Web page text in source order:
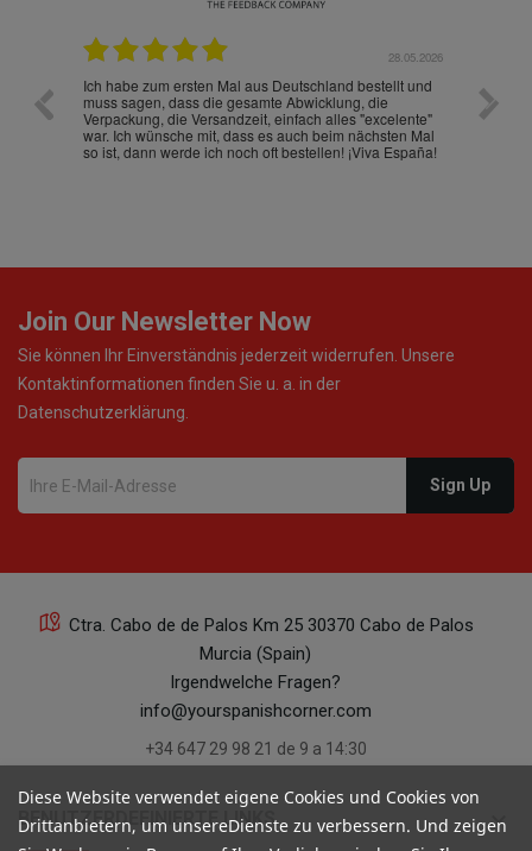
28.05.2026
Ich habe zum ersten Mal aus Deutschland bestellt und
muss sagen, dass die gesamte Abwicklung, die
Verpackung, die Versandzeit, einfach alles "excelente"
war. Ich wünsche mit, dass es auch beim nächsten Mal
so ist, dann werde ich noch oft bestellen! ¡Viva España!
Die
gut
ist
Join Our Newsletter Now
Sie können Ihr Einverständnis jederzeit widerrufen. Unsere
Kontaktinformationen finden Sie u. a. in der
Datenschutzerklärung.
Ctra. Cabo de de Palos Km 25 30370 Cabo de Palos
Murcia (Spain)
Irgendwelche Fragen?
info@yourspanishcorner.com
+34 647 29 98 21 de 9 a 14:30
BENUTZERDEFINIERTE LINKS keyboard_arrow_down
Diese Website verwendet eigene Cookies und Cookies von
Drittanbietern, um unsereDienste zu verbessern. Und zeigen